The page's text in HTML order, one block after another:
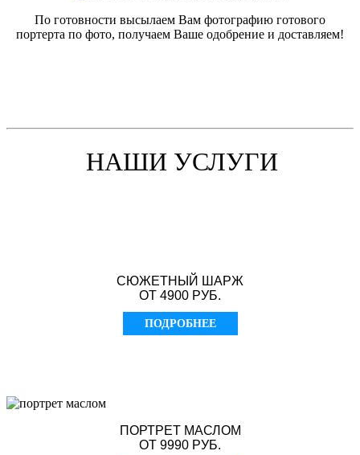
По готовности высылаем Вам фотографию готового
портерта по фото, получаем Ваше одобрение и доставляем!
НАШИ УСЛУГИ
СЮЖЕТНЫЙ ШАРЖ
ОТ 4900 РУБ.
ПОДРОБНЕЕ
ПОРТРЕТ МАСЛОМ
ОТ 9990 РУБ.